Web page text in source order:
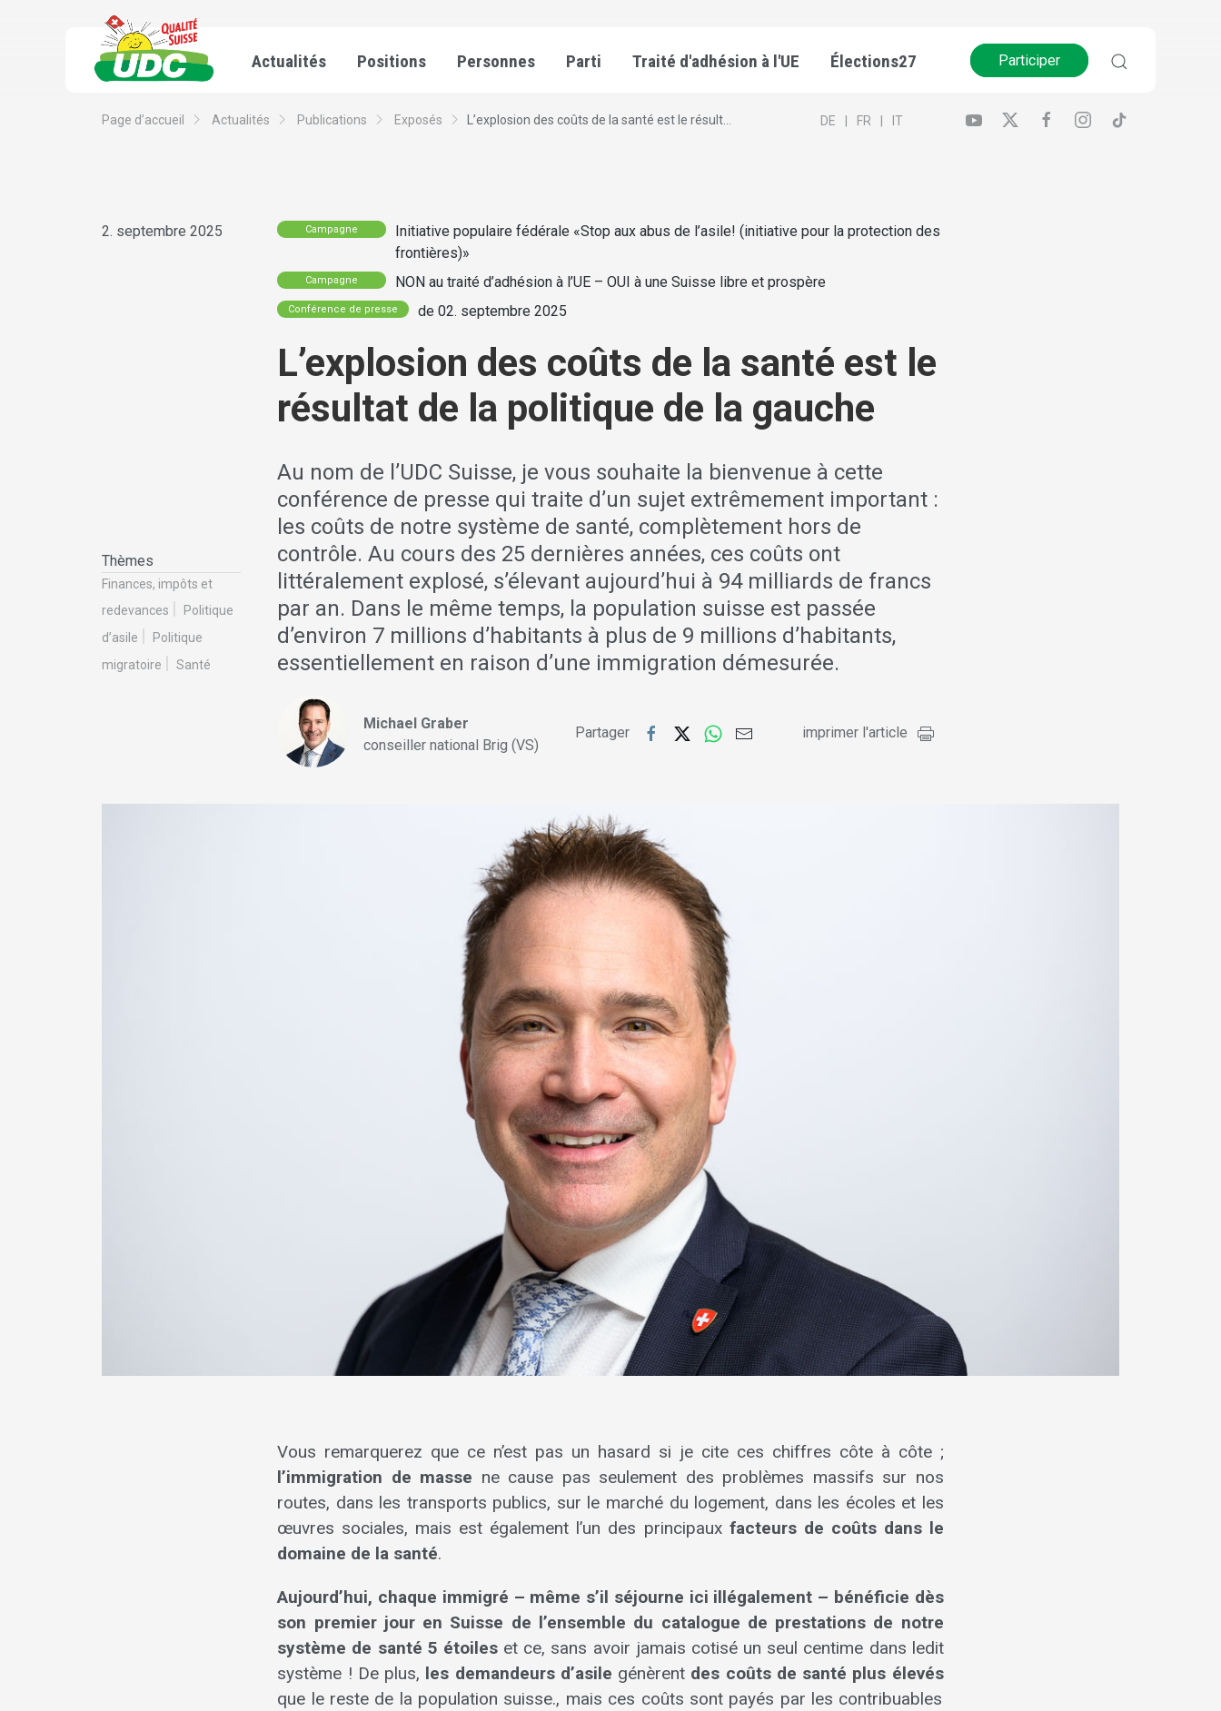
Actualités Positions Personnes Parti Traité d'adhésion à l'UE Élections27 Participer
Page d’accueil Actualités Publications Exposés L’explosion des coûts de la santé est le résult... DE FR IT
2. septembre 2025
Thèmes
Finances, impôts et
redevances
Politique
d’asile
Politique
migratoire
Santé
Campagne
Initiative populaire fédérale «Stop aux abus de l’asile! (initiative pour la protection des
frontières)»
Campagne NON au traité d’adhésion à l’UE – OUI à une Suisse libre et prospère
Conférence de presse de 02. septembre 2025
L’explosion des coûts de la santé est le
résultat de la politique de la gauche
Au nom de l’UDC Suisse, je vous souhaite la bienvenue à cette
conférence de presse qui traite d’un sujet extrêmement important :
les coûts de notre système de santé, complètement hors de
contrôle. Au cours des 25 dernières années, ces coûts ont
littéralement explosé, s’élevant aujourd’hui à 94 milliards de francs
par an. Dans le même temps, la population suisse est passée
d’environ 7 millions d’habitants à plus de 9 millions d’habitants,
essentiellement en raison d’une immigration démesurée.
Michael Graber
conseiller national Brig (VS)
Partager imprimer l'article
Vous remarquerez que ce n’est pas un hasard si je cite ces chiffres côte à côte ;
l’immigration de masse ne cause pas seulement des problèmes massifs sur nos
routes, dans les transports publics, sur le marché du logement, dans les écoles et les
œuvres sociales, mais est également l’un des principaux facteurs de coûts dans le
domaine de la santé.
Aujourd’hui, chaque immigré – même s’il séjourne ici illégalement – bénéficie dès
son premier jour en Suisse de l’ensemble du catalogue de prestations de notre
système de santé 5 étoiles et ce, sans avoir jamais cotisé un seul centime dans ledit
système ! De plus, les demandeurs d’asile génèrent des coûts de santé plus élevés
que le reste de la population suisse., mais ces coûts sont payés par les contribuables